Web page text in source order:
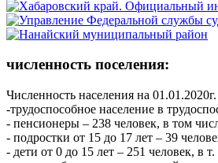
численность поселения:
Численность населения на
-трудоспособное население в
- пенсионеры – 238 человек, в том
- подростки от 15 до 17 лет – 39
- дети от 0 до 15 лет – 251 человек, в